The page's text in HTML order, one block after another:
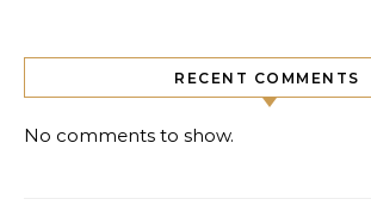
RECENT COMMENTS
No comments to show.